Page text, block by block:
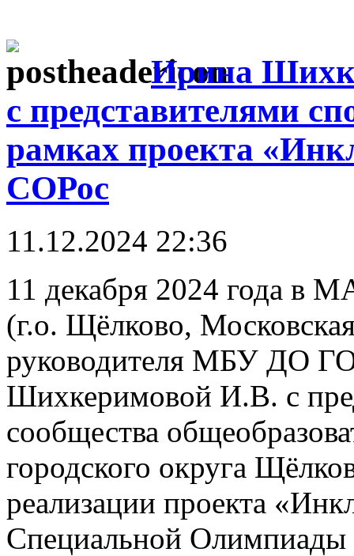
Ирина
с представителями
рамках проекта
СОРос
11.12.2024 22:36
11 декабря 2024 года в
(г.о. Щёлково, Московская
руководителя МБУ ДО
Шихкеримовой И.В. с
сообщества
городского округа
реализации проекта
Специальной Олимпиады